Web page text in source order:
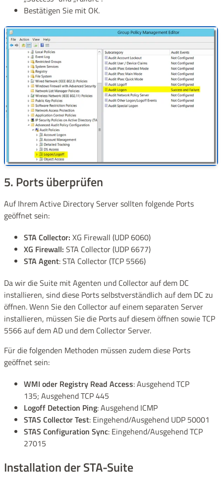
Bestätigen Sie mit OK.
5. Ports überprüfen
Auf Ihrem Active Directory Server sollten folgende Ports
geöffnet sein:
STA Collector: XG Firewall (UDP 6060)
XG Firewall: STA Collector (UDP 6677)
STA Agent: STA Collector (TCP 5566)
Da wir die Suite mit Agenten und Collector auf dem DC
installieren, sind diese Ports selbstverständlich auf dem DC zu
öffnen. Wenn Sie den Collector auf einem separaten Server
installieren, müssen Sie die Ports auf diesem öffnen sowie TCP
5566 auf dem AD und dem Collector Server.
Für die folgenden Methoden müssen zudem diese Ports
geöffnet sein:
WMI oder Registry Read Access: Ausgehend TCP
135; Ausgehend TCP 445
Logoff Detection Ping: Ausgehend ICMP
STAS Collector Test: Eingehend/Ausgehend UDP 50001
STAS Configuration Sync: Eingehend/Ausgehend TCP
27015
Installation der STA-Suite